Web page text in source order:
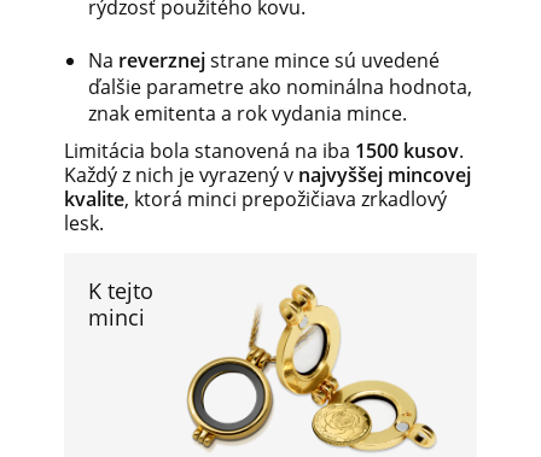
rýdzosť použitého kovu.
Na reverznejstrane mince sú uvedené
ďalšie parametre ako nominálna hodnota,
znak emitenta a rok vydania mince.
Limitácia bola stanovená na iba 1500 kusov.
Každý z nich je vyrazený v najvyššej mincovej
kvalite, ktorá minci prepožičiava zrkadlový
lesk.
K tejto
minci